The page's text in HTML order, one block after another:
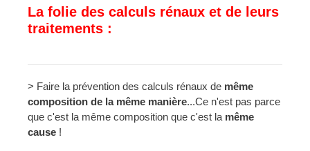
La folie des calculs rénaux et de leurs
traitements :
> Faire la prévention des calculs rénaux de même
composition de la même manière...Ce n'est pas parce
que c'est la même composition que c'est la même
cause !